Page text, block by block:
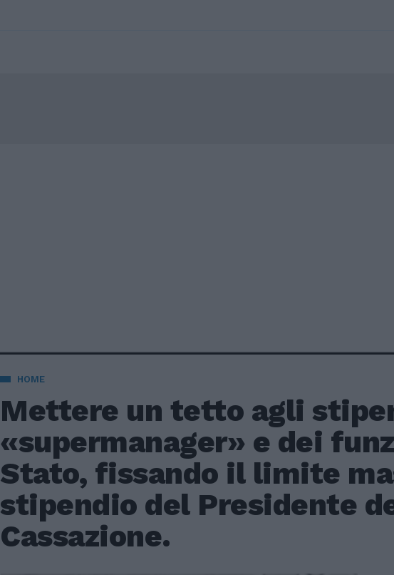
HOME
Mettere un tetto agli
«supermanager» e dei
Stato, fissando il limite
stipendio del Presidente
Cassazione.